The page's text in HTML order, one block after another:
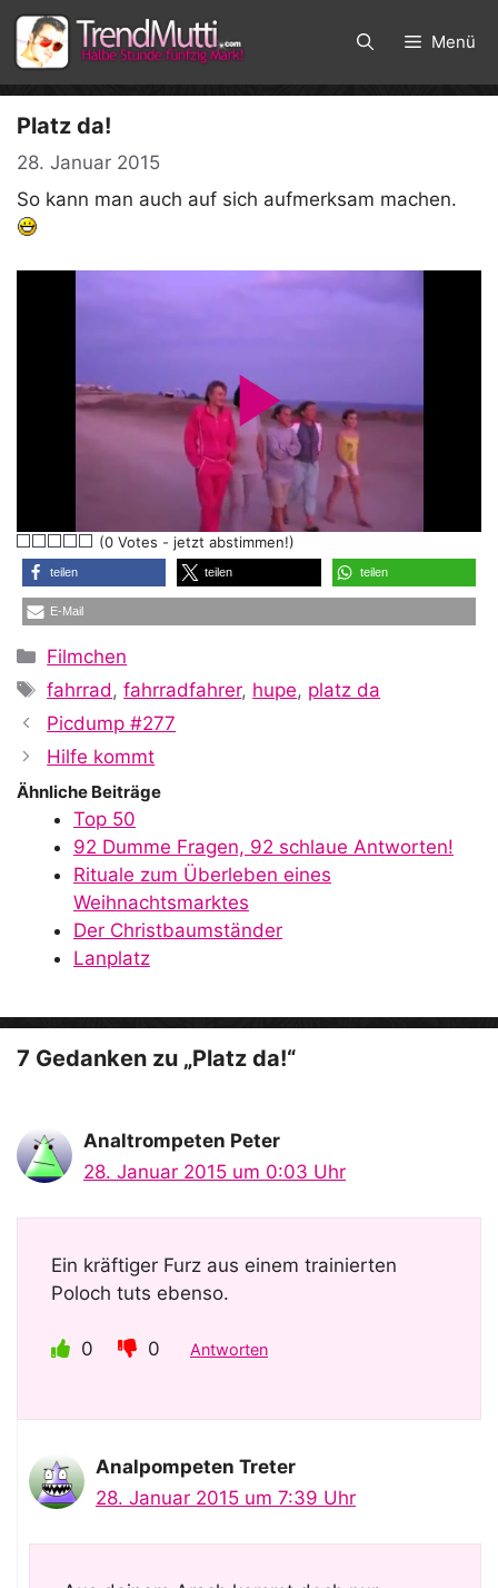
Zum
Inhalt
springen
Menü
Platz da!
28. Januar 2015
So kann man auch auf sich aufmerksam machen.
P
l
a
y
i
d
o
(0 Votes - jetzt abstimmen!)
teilen teilen teilen
E-Mail
Kategorien
Filmchen
Schlagwörter
fahrrad,fahrradfahrer, hupe, platz da
Picdump #277
Hilfe kommt
Ähnliche Beiträge
Top 50
92 Dumme Fragen, 92 schlaue Antworten!
Rituale zum Überleben eines
Weihnachtsmarktes
Der Christbaumständer
Lanplatz
7 Gedanken zu „Platz da!“
Analtrompeten Peter
28. Januar 2015 um 0:03 Uhr
Ein kräftiger Furz aus einem trainierten
Poloch tuts ebenso.
0 0 Antworten
Analpompeten Treter
28. Januar 2015 um 7:39 Uhr